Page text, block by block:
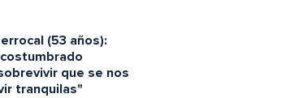
(53 años):
que se nos
tranquilas"